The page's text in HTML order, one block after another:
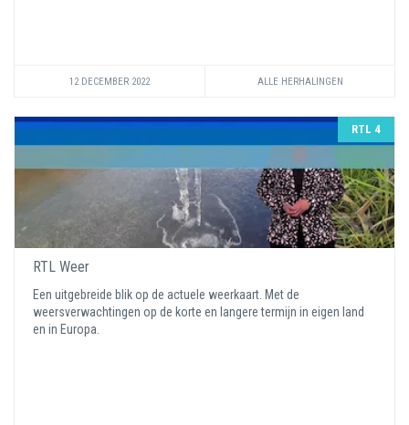
12 DECEMBER 2022 ALLE HERHALINGEN
RTL 4
RTL Weer
Een uitgebreide blik op de actuele weerkaart. Met de
weersverwachtingen op de korte en langere termijn in eigen land
en in Europa.